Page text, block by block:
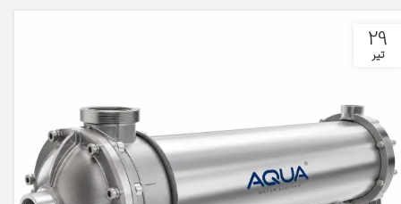
29
تیر